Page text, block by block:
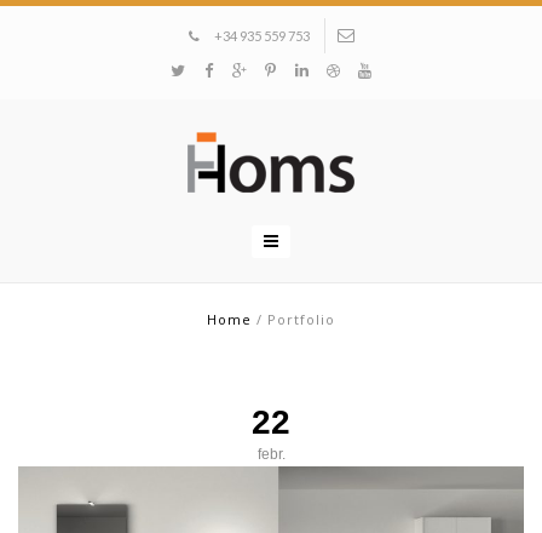
+34 935 559 753
Home / Portfolio
22
febr.